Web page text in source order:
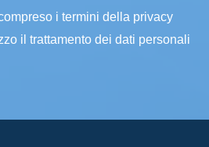
i termini della privacy
il trattamento dei dati personali